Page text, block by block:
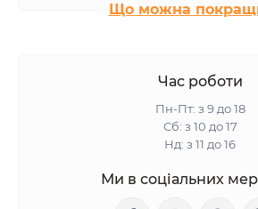
Що можна
Час роботи
Пн-Пт: з 9 до 18
Сб: з 10 до 17
Нд: з 11 до 16
Ми в соціальних